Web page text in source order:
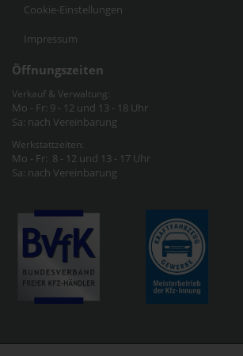
Cookie-Einstellungen
Impressum
Öffnungszeiten
Verkauf & Verwaltung:
Mo - Fr: 9 - 12 und 13 - 18 Uhr
Sa: nach Vereinbarung
Werkstattzeiten:
Mo - Fr: 8 - 12 und 13 - 17 Uhr
Sa: nach Vereinbarung